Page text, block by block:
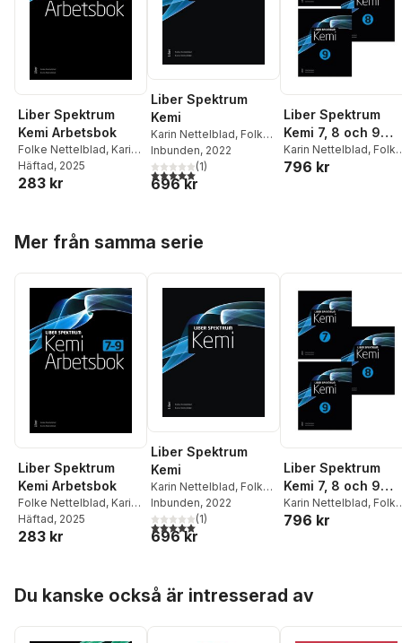
Liber Spektrum
Kemi Arbetsbok
Folke Nettelblad, Karin
Nettelblad
Häftad, 2025
283 kr
Liber Spektrum
Kemi
Karin Nettelblad, Folke
Nettelblad
Inbunden, 2022
5,0utav 5 stjärnor. Totalt antal röster:
(1)
696 kr
Liber Spektrum
Kemi 7, 8 och 9
årskursbok
Karin Nettelblad, Folke
Nettelblad
796 kr
Mer från samma serie
Liber Spektrum
Kemi Arbetsbok
Folke Nettelblad, Karin
Nettelblad
Häftad, 2025
283 kr
Liber Spektrum
Kemi
Karin Nettelblad, Folke
Nettelblad
Inbunden, 2022
5,0utav 5 stjärnor. Totalt antal röster:
(1)
696 kr
Liber Spektrum
Kemi 7, 8 och 9
årskursbok
Karin Nettelblad, Folke
Nettelblad
796 kr
Du kanske också är intresserad av